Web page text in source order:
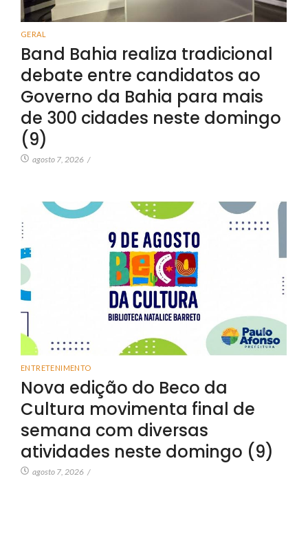
GERAL
Band Bahia realiza tradicional
debate entre candidatos ao
Governo da Bahia para mais
de 300 cidades neste domingo
(9)
agosto 7, 2026 /
ENTRETENIMENTO
Nova edição do Beco da
Cultura movimenta final de
semana com diversas
atividades neste domingo (9)
agosto 7, 2026 /